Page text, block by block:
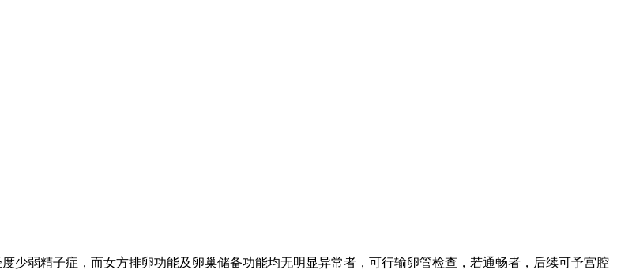
少弱精子症，而女方排卵功能及卵巢储备功能均无明显异常者，可行输卵管检查，若通畅者，后续可予宫腔